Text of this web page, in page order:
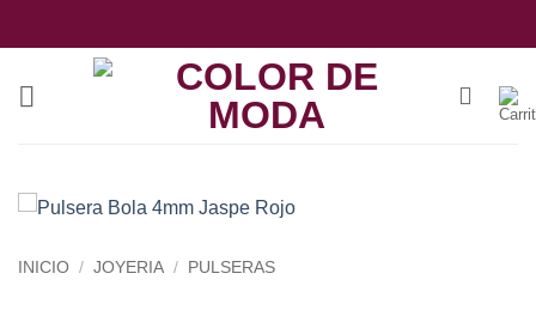
al
INICIO / JOYERIA / PULSERAS